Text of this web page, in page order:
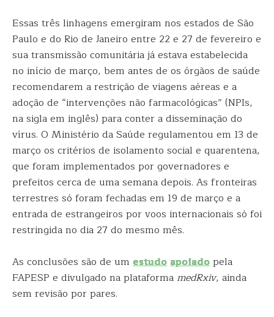
Essas três linhagens emergiram nos estados de São
Paulo e do Rio de Janeiro entre 22 e 27 de fevereiro e
sua transmissão comunitária já estava estabelecida
no início de março, bem antes de os órgãos de saúde
recomendarem a restrição de viagens aéreas e a
adoção de “intervenções não farmacológicas” (NPIs,
na sigla em inglês) para conter a disseminação do
vírus. O Ministério da Saúde regulamentou em 13 de
março os critérios de isolamento social e quarentena,
que foram implementados por governadores e
prefeitos cerca de uma semana depois. As fronteiras
terrestres só foram fechadas em 19 de março e a
entrada de estrangeiros por voos internacionais só foi
restringida no dia 27 do mesmo mês.
As conclusões são de um estudoapoiadopela
FAPESP e divulgado na plataforma medRxiv, ainda
sem revisão por pares.